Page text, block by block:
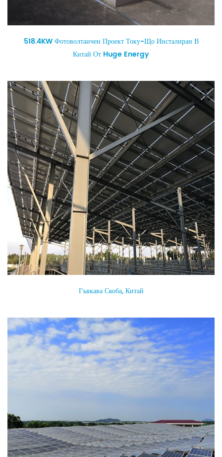
518.4KW Фотоволтаичен Проект Току-Що Инсталиран В
Китай От Huge Energy
Гъвкава Скоба, Китай